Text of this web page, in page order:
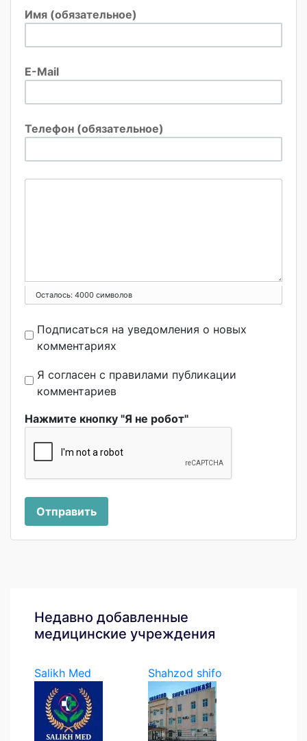
Имя (обязательное)
E-Mail
Телефон (обязательное)
Осталось: 4000 символов
Подписаться на уведомления о новых
комментариях
Я согласен с правилами публикации
комментариев
Нажмите кнопку "Я не робот"
Отправить
Недавно добавленные
медицинские учреждения
Salikh Med
Shahzod shifo
klinikasi